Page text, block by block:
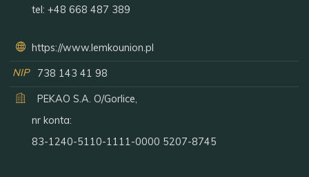
tel:+48 668 487 389
https://www.lemkounion.pl
NIP
738 143 41 98
PEKAO S.A. O/Gorlice,
nr konta:
83-1240-5110-1111-0000 5207-8745